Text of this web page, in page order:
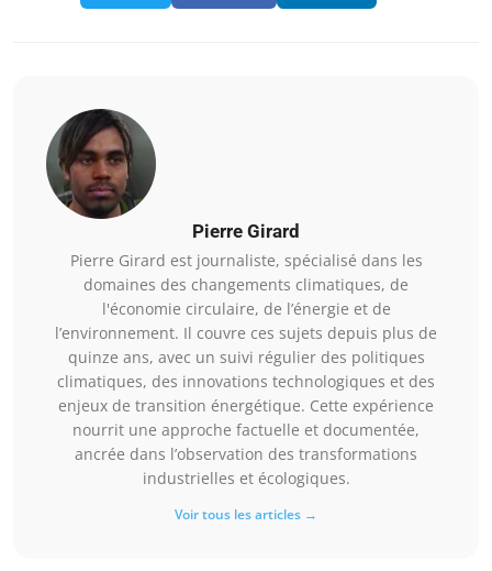
Pierre Girard
Pierre Girard est journaliste, spécialisé dans les
domaines des changements climatiques, de
l'économie circulaire, de l’énergie et de
l’environnement. Il couvre ces sujets depuis plus de
quinze ans, avec un suivi régulier des politiques
climatiques, des innovations technologiques et des
enjeux de transition énergétique. Cette expérience
nourrit une approche factuelle et documentée,
ancrée dans l’observation des transformations
industrielles et écologiques.
Voir tous les articles →